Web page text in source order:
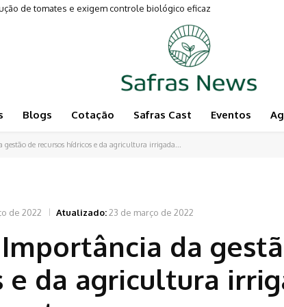
de tomates e exigem controle biológico eficaz
movimentam a Pecuária
Blogs Cotação Safras Cast Eventos
de recursos hídricos e da agricultura irrigada...
de 2022 Atualizado:23 de março de 2022
da
e da agricultura